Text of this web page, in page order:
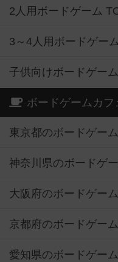
2人用ボードゲーム
3～4人用ボードゲー
子供向けボードゲー
ボードゲームカフ
東京都のボードゲー
神奈川県のボードゲ
大阪府のボードゲー
京都府のボードゲー
愛知県のボードゲー